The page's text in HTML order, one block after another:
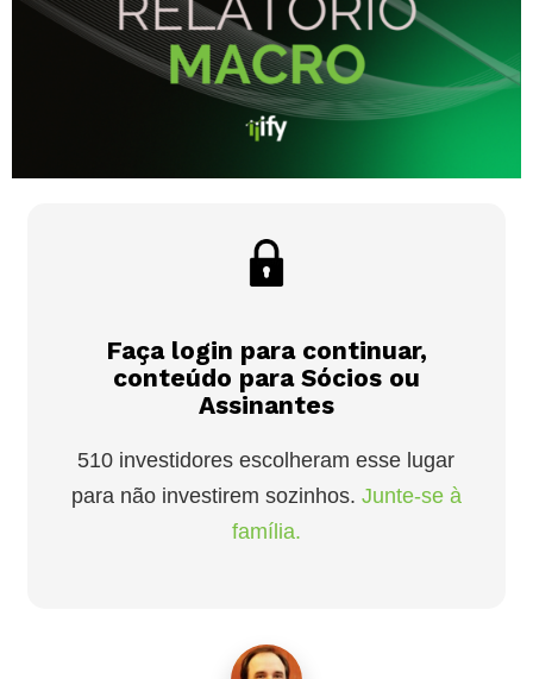
Faça login para continuar,
conteúdo para Sócios ou
Assinantes
510 investidores escolheram esse lugar
para não investirem sozinhos. Junte-se à
família.